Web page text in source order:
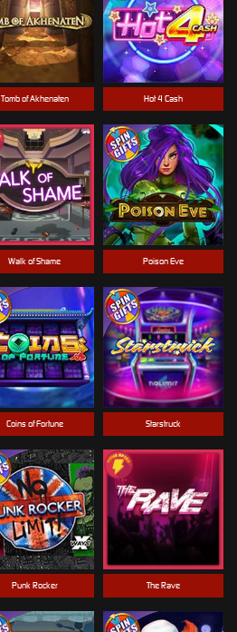
Starstruck
Poison Eve
Tomb of Akhenaten
Coins of Fortune
Hot 4 Cash
Punk Rocker
Walk of Shame
The Rave